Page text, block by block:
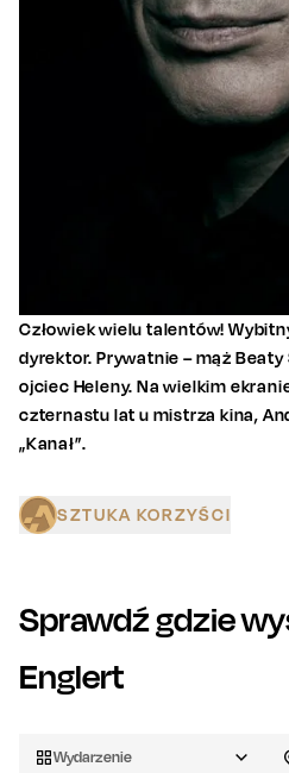
Człowiek wielu talentów!
dyrektor. Prywatnie – mąż
ojciec Heleny. Na wielkim
czternastu lat u mistrza kina,
„Kanał”.
SZTUKA KORZYŚCI
Sprawdź gdzie
Englert
Wydarzenie